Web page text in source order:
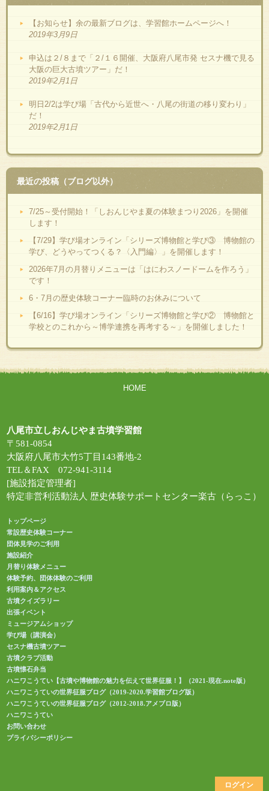
【お知らせ】余の最新ブログは、学習館ホームページへ！
2019年3月9日
申込は２/８まで「２/１６開催、大阪府八尾市発 セスナ機で見る
大阪の巨大古墳ツアー」だ！
2019年2月1日
明日2/2は学び場「古代から近世へ・八尾の街道の移り変わり」
だ！
2019年2月1日
最近の投稿（ブログ以外）
7/25～受付開始！「しおんじやま夏の体験まつり2026」を開催
します！
【7/29】学び場オンライン「シリーズ博物館と学び③ 博物館の
学び、どうやってつくる？〈入門編〉」を開催します！
2026年7月の月替りメニューは「はにわスノードームを作ろう」
です！
6・7月の歴史体験コーナー臨時のお休みについて
【6/16】学び場オンライン「シリーズ博物館と学び② 博物館と
学校とのこれから～博学連携を再考する～」を開催しました！
HOME
八尾市立しおんじやま古墳学習館
〒581-0854
大阪府八尾市大竹5丁目143番地-2
TEL＆FAX 072-941-3114
[施設指定管理者]
特定非営利活動法人 歴史体験サポートセンター楽古（らっこ）
トップページ
常設歴史体験コーナー
団体見学のご利用
施設紹介
月替り体験メニュー
体験予約、団体体験のご利用
利用案内＆アクセス
古墳クイズラリー
出張イベント
ミュージアムショップ
学び場（講演会）
セスナ機古墳ツアー
古墳クラブ活動
古墳懐石弁当
ハニワこうてい【古墳や博物館の魅力を伝えて世界征服！】（2021-現在.note版）
ハニワこうていの世界征服ブログ（2019-2020.学習館ブログ版）
ハニワこうていの世界征服ブログ（2012-2018.アメブロ版）
ハニワこうてい
お問い合わせ
プライバシーポリシー
ログイン